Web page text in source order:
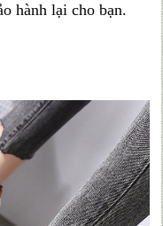
hành lại cho bạn.